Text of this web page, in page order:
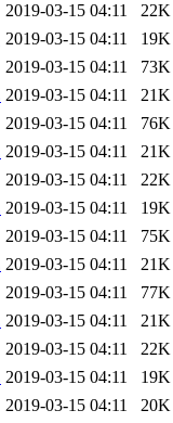
2019-03-15 04:11
22K
2019-03-15 04:11
19K
2019-03-15 04:11
73K
2019-03-15 04:11
21K
2019-03-15 04:11
76K
2019-03-15 04:11
21K
2019-03-15 04:11
22K
2019-03-15 04:11
19K
2019-03-15 04:11
75K
2019-03-15 04:11
21K
2019-03-15 04:11
77K
2019-03-15 04:11
21K
2019-03-15 04:11
22K
2019-03-15 04:11
19K
2019-03-15 04:11
20K